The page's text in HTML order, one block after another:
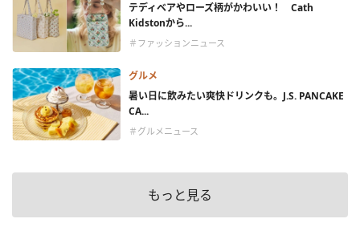
テディベアやローズ柄がかわいい！ Cath
Kidstonから...
＃ファッションニュース
グルメ
暑い日に飲みたい爽快ドリンクも。J.S. PANCAKE
CA...
＃グルメニュース
もっと見る